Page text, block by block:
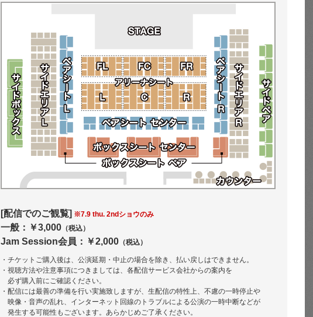
[配信でのご観覧] ※7.9 thu. 2ndショウのみ
一般：￥3,000 （税込）
Jam Session会員：￥2,000 （税込）
・チケットご購入後は、公演延期・中止の場合を除き、払い戻しはできません。
・視聴方法や注意事項につきましては、各配信サービス会社からの案内を
必ず購入前にご確認ください。
・配信には最善の準備を行い実施致しますが、生配信の特性上、不慮の一時停止や
映像・音声の乱れ、インターネット回線のトラブルによる公演の一時中断などが
発生する可能性もございます。あらかじめご了承ください。